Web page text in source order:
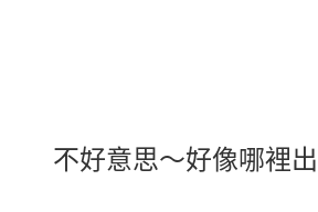
不好意思～好像哪裡